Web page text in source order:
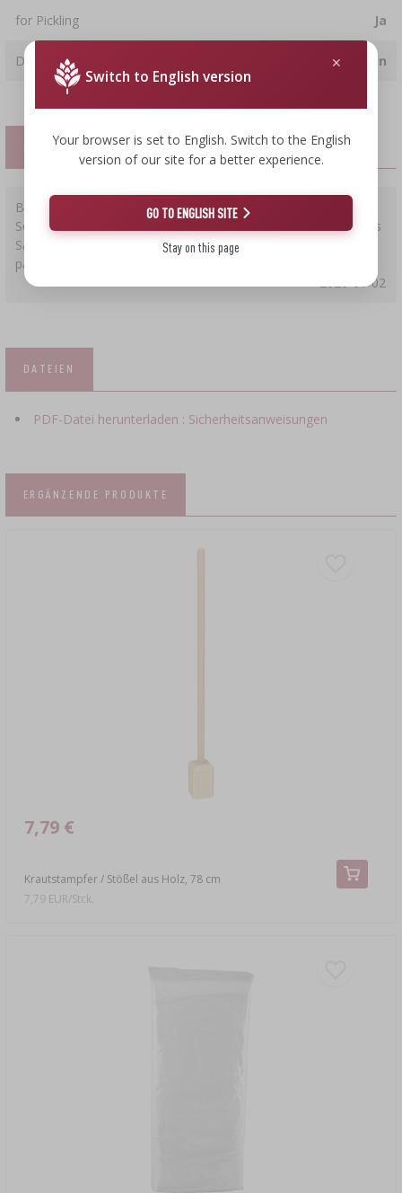
for Pickling Ja
Deckel nein
KUNDENREZENSIONEN
Bewertung:
Sehr gute Qualität des bestellten Produkts. Für hausgemachtes
Sauerkraut und Gurken im Steintopf der ideal, optimal und
passgenaue Niederhaltestein.
2026-01-02
DATEIEN
PDF-Datei herunterladen : Sicherheitsanweisungen
ERGÄNZENDE PRODUKTE
Krautstampfer / Stößel aus Holz, 78 cm
7,79 €
7,79 EUR/Stck.
Switch to English version
Your browser is set to English. Switch to the English
version of our site for a better experience.
GO TO ENGLISH SITE
Stay on this page